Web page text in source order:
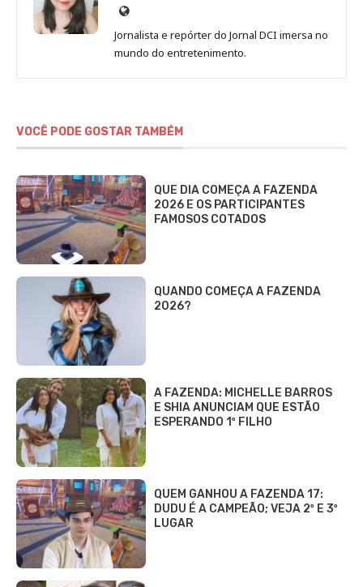
Site
de
Sara
Jornalista e repórter do Jornal DCI imersa no
mundo do entretenimento.
VOCÊ PODE GOSTAR TAMBÉM
QUE DIA COMEÇA A FAZENDA
2026 E OS PARTICIPANTES
FAMOSOS COTADOS
QUANDO COMEÇA A FAZENDA
2026?
A FAZENDA: MICHELLE BARROS
E SHIA ANUNCIAM QUE ESTÃO
ESPERANDO 1º FILHO
QUEM GANHOU A FAZENDA 17:
DUDU É A CAMPEÃO; VEJA 2º E 3º
LUGAR